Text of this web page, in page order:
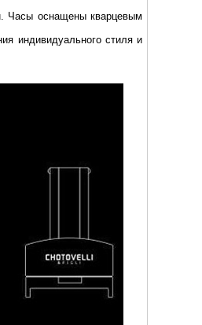
Часы оснащены кварцевым
индивидуального стиля и